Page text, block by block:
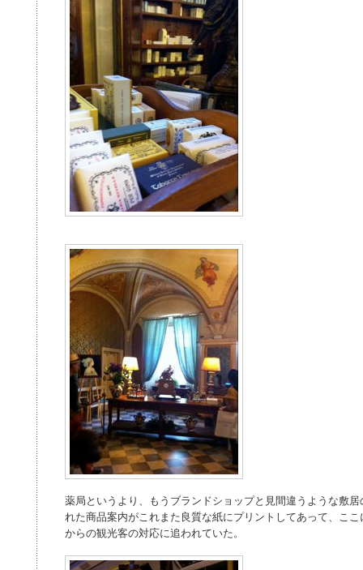
薬局というより、もうブランドショップと見間違うような敷
れた商品案内がこれまた良質な紙にプリントしてあって、こ
からの観光客の対応に追われていた。